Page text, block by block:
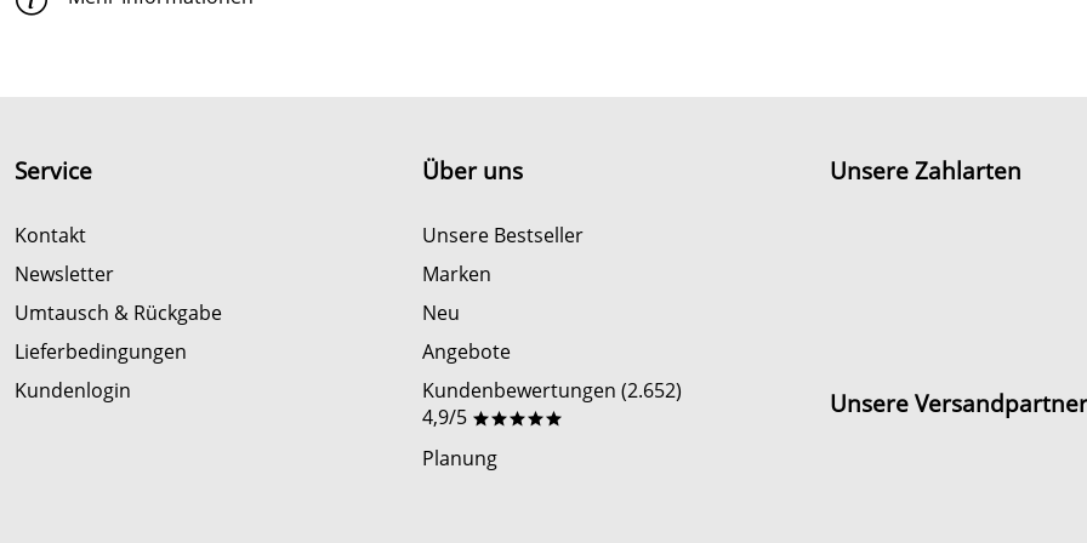
Service
Kontakt
Newsletter
Umtausch & Rückgabe
Lieferbedingungen
Kundenlogin
Über uns
Unsere Bestseller
Marken
Neu
Angebote
Kundenbewertungen (2.652)
4,9/5 *****
Planung
Unsere Zahlarten
Unsere Versandpartner